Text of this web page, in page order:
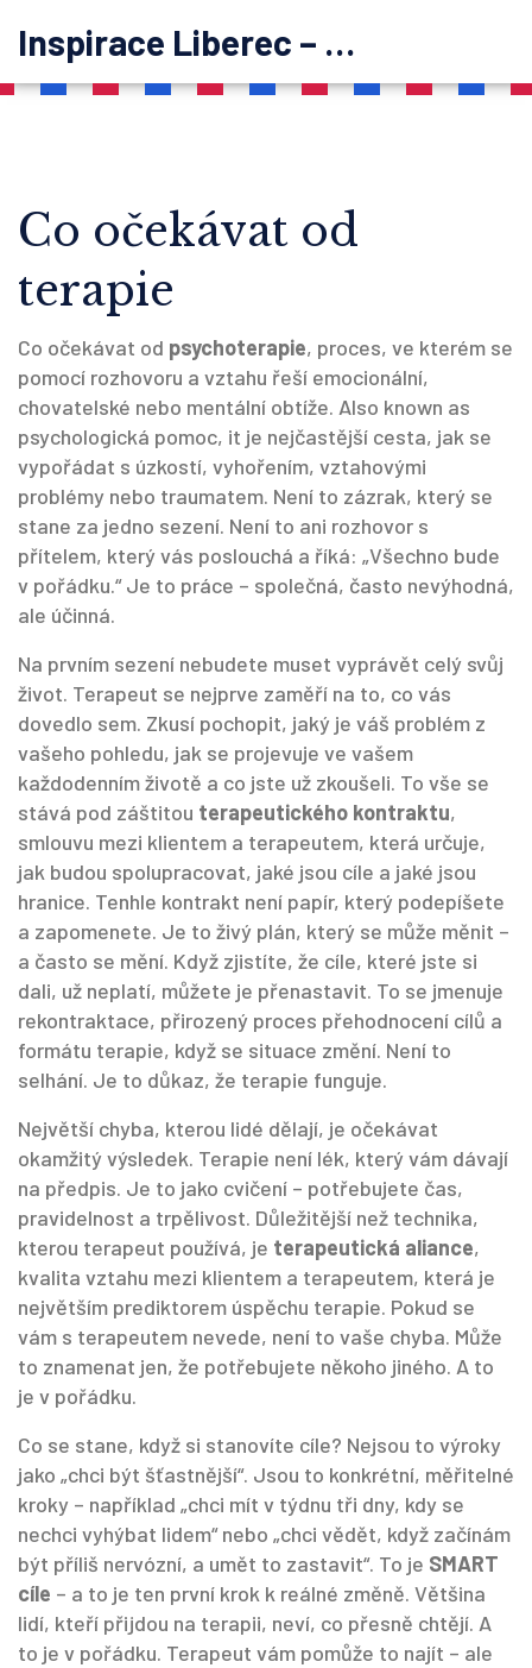
Inspirace Liberec – psychoterapie
Co očekávat od
terapie
Co očekávat od psychoterapie, proces, ve kterém se
pomocí rozhovoru a vztahu řeší emocionální,
chovatelské nebo mentální obtíže. Also known as
psychologická pomoc, it je nejčastější cesta, jak se
vypořádat s úzkostí, vyhořením, vztahovými
problémy nebo traumatem. Není to zázrak, který se
stane za jedno sezení. Není to ani rozhovor s
přítelem, který vás poslouchá a říká: „Všechno bude
v pořádku.“ Je to práce – společná, často nevýhodná,
ale účinná.
Na prvním sezení nebudete muset vyprávět celý svůj
život. Terapeut se nejprve zaměří na to, co vás
dovedlo sem. Zkusí pochopit, jaký je váš problém z
vašeho pohledu, jak se projevuje ve vašem
každodenním životě a co jste už zkoušeli. To vše se
stává pod záštitou terapeutického kontraktu,
smlouvu mezi klientem a terapeutem, která určuje,
jak budou spolupracovat, jaké jsou cíle a jaké jsou
hranice. Tenhle kontrakt není papír, který podepíšete
a zapomenete. Je to živý plán, který se může měnit –
a často se mění. Když zjistíte, že cíle, které jste si
dali, už neplatí, můžete je přenastavit. To se jmenuje
rekontraktace, přirozený proces přehodnocení cílů a
formátu terapie, když se situace změní. Není to
selhání. Je to důkaz, že terapie funguje.
Největší chyba, kterou lidé dělají, je očekávat
okamžitý výsledek. Terapie není lék, který vám dávají
na předpis. Je to jako cvičení – potřebujete čas,
pravidelnost a trpělivost. Důležitější než technika,
kterou terapeut používá, je terapeutická aliance,
kvalita vztahu mezi klientem a terapeutem, která je
největším prediktorem úspěchu terapie. Pokud se
vám s terapeutem nevede, není to vaše chyba. Může
to znamenat jen, že potřebujete někoho jiného. A to
je v pořádku.
Co se stane, když si stanovíte cíle? Nejsou to výroky
jako „chci být šťastnější“. Jsou to konkrétní, měřitelné
kroky – například „chci mít v týdnu tři dny, kdy se
nechci vyhýbat lidem“ nebo „chci vědět, když začínám
být příliš nervózní, a umět to zastavit“. To je SMART
cíle – a to je ten první krok k reálné změně. Většina
lidí, kteří přijdou na terapii, neví, co přesně chtějí. A
to je v pořádku. Terapeut vám pomůže to najít – ale